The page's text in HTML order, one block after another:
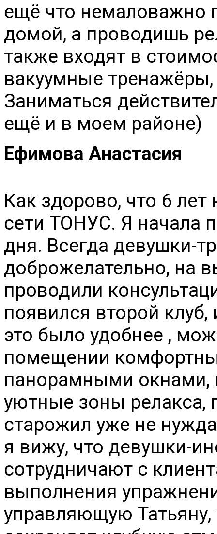
ещё что немаловажно
домой, а проводишь
также входят в
вакуумные
Заниматься
ещё и в моем районе)
Ефимова Анастасия
Как здорово, что 6
сети ТОНУС. Я начала
дня. Всегда девушки-
доброжелательно, на
проводили
появился второй клуб,
это было удобнее ,
помещении
панорамными окнами,
уютные зоны релакса,
старожил уже не
я вижу, что девушки-
сотрудничают с
выполнения
управляющую Татьяну,